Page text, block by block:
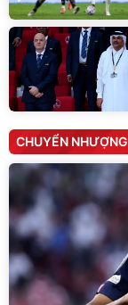
CHUYỂN NHƯỢNG